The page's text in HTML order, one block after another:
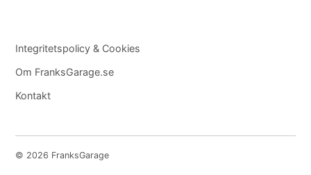
Integritetspolicy & Cookies
Om FranksGarage.se
Kontakt
© 2026 FranksGarage